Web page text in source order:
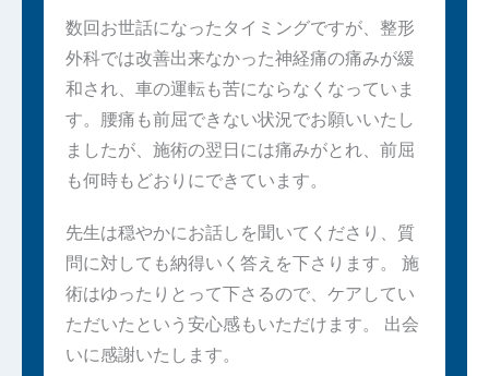
数回お世話になったタイミングですが、整形
外科では改善出来なかった神経痛の痛みが緩
和され、車の運転も苦にならなくなっていま
す。腰痛も前屈できない状況でお願いいたし
ましたが、施術の翌日には痛みがとれ、前屈
も何時もどおりにできています。
先生は穏やかにお話しを聞いてくださり、質
問に対しても納得いく答えを下さります。 施
術はゆったりとって下さるので、ケアしてい
ただいたという安心感もいただけます。 出会
いに感謝いたします。